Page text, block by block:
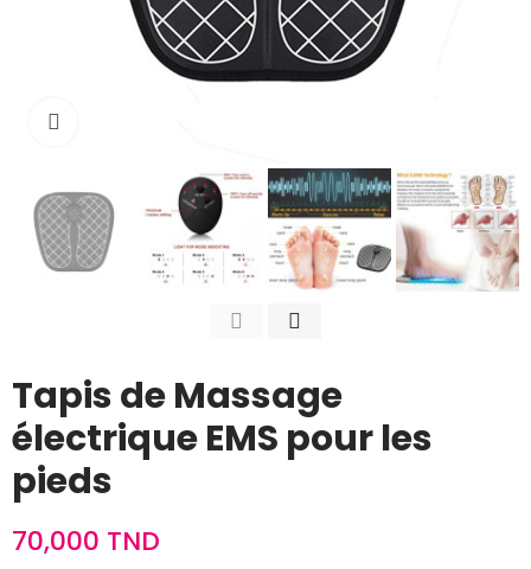
Tapis de Massage
électrique EMS pour les
pieds
70,000 TND